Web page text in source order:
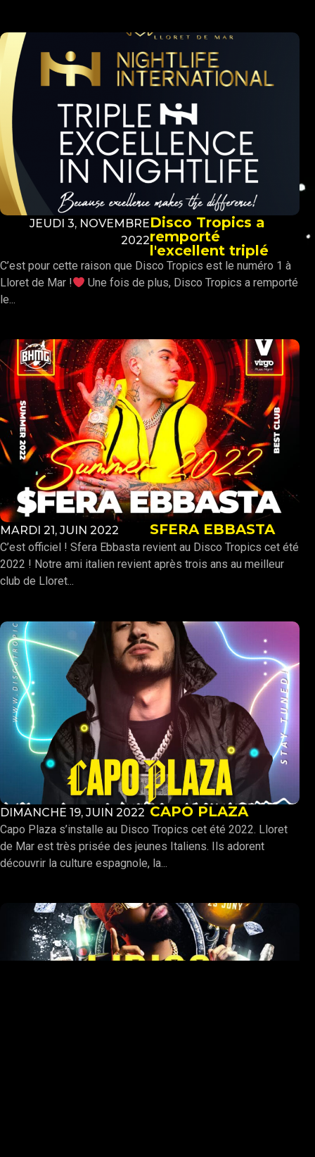
JEUDI 3, NOVEMBRE
2022
Disco Tropics a
remporté
l'excellent triplé
C’est pour cette raison que Disco Tropics est le numéro 1 à
Lloret de Mar !
Une fois de plus, Disco Tropics a remporté
le...
MARDI 21, JUIN 2022 SFERA EBBASTA
C’est officiel ! Sfera Ebbasta revient au Disco Tropics cet été
2022 ! Notre ami italien revient après trois ans au meilleur
club de Lloret...
DIMANCHE 19, JUIN 2022 CAPO PLAZA
Capo Plaza s’installe au Disco Tropics cet été 2022. Lloret
de Mar est très prisée des jeunes Italiens. Ils adorent
découvrir la culture espagnole, la...